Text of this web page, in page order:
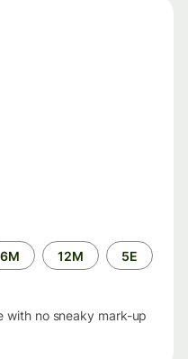
6M 12M 5Ε
with no sneaky mark-up